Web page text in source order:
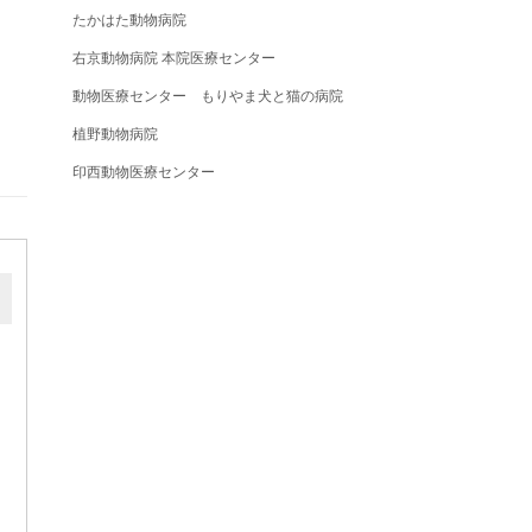
たかはた動物病院
右京動物病院 本院医療センター
動物医療センター もりやま犬と猫の病院
植野動物病院
印西動物医療センター